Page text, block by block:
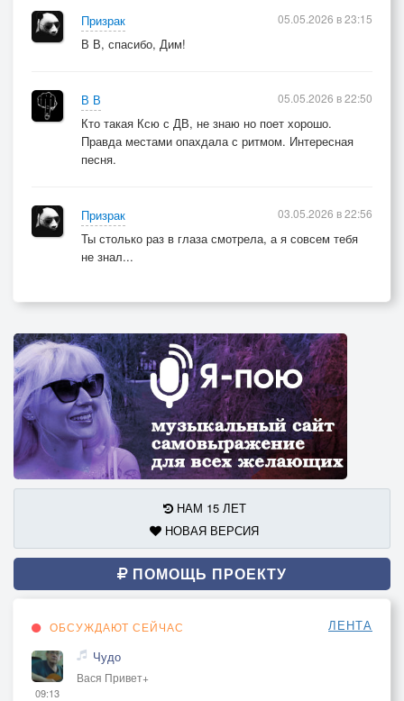
Призрак
В В, спасибо, Дим!
05.05.2026 в 23:15
В В
Кто такая Ксю с ДВ, не знаю но поет хорошо.
Правда местами опахдала с ритмом. Интересная
песня.
05.05.2026 в 22:50
Призрак
Ты столько раз в глаза смотрела, а я совсем тебя
не знал...
03.05.2026 в 22:56
НАМ 15 ЛЕТ
НОВАЯ ВЕРСИЯ
ПОМОЩЬ ПРОЕКТУ
ОБСУЖДАЮТ СЕЙЧАС ЛЕНТА
09:13
Чудо
Вася Привет+